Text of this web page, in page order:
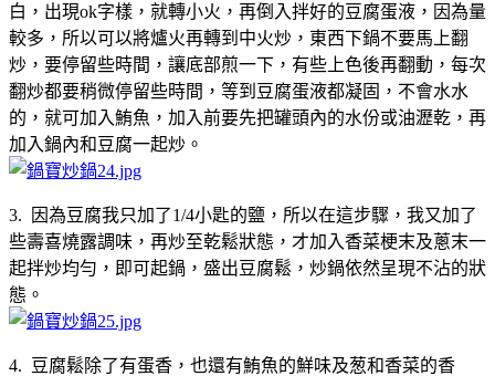
白，出現ok字樣，就轉小火，再倒入拌好的豆腐蛋液，因為量
較多，所以可以將爐火再轉到中火炒，東西下鍋不要馬上翻
炒，要停留些時間，讓底部煎一下，有些上色後再翻動，每次
翻炒都要稍微停留些時間，等到豆腐蛋液都凝固，不會水水
的，就可加入鮪魚，加入前要先把罐頭內的水份或油瀝乾，再
加入鍋內和豆腐一起炒。
3. 因為豆腐我只加了1/4小匙的鹽，所以在這步驟，我又加了
些壽喜燒露調味，再炒至乾鬆狀態，才加入香菜梗末及蔥末一
起拌炒均勻，即可起鍋，盛出豆腐鬆，炒鍋依然呈現不沾的狀
態。
4. 豆腐鬆除了有蛋香，也還有鮪魚的鮮味及葱和香菜的香